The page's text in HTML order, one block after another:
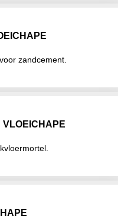
zandcement.
VLOEICHAPE